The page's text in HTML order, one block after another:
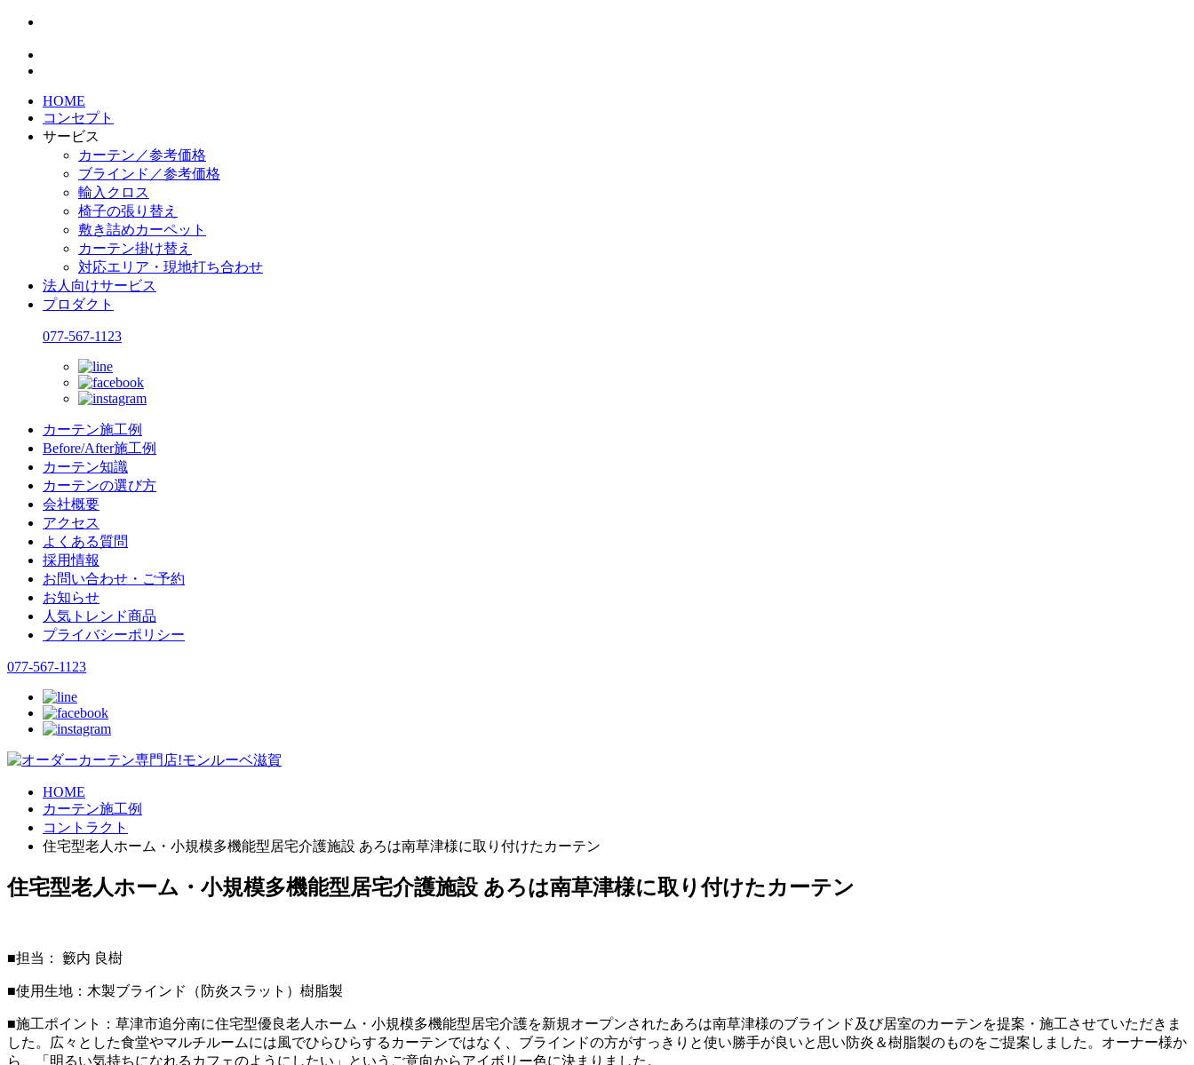
HOME
コンセプト
サービス
カーテン／参考価格
ブラインド／参考価格
輸入クロス
椅子の張り替え
敷き詰めカーペット
カーテン掛け替え
対応エリア・現地打ち合わせ
法人向けサービス
プロダクト
077-567-1123
カーテン施工例
Before/After施工例
カーテン知識
カーテンの選び方
会社概要
アクセス
よくある質問
採用情報
お問い合わせ・ご予約
お知らせ
人気トレンド商品
プライバシーポリシー
077-567-1123
HOME
カーテン施工例
コントラクト
住宅型老人ホーム・小規模多機能型居宅介護施設 あろは南草津様に取り付けたカーテン
住宅型老人ホーム・小規模多機能型居宅介護施設 あろは南草津様に取り付けたカーテン
■担当： 籔内 良樹
■使用生地：木製ブラインド（防炎スラット）樹脂製
■施工ポイント：草津市追分南に住宅型優良老人ホーム・小規模多機能型居宅介護を新規オープンされたあろは南草津様のブラインド及び居室のカーテンを提案・施工させていただきま
した。広々とした食堂やマルチルームには風でひらひらするカーテンではなく、ブラインドの方がすっきりと使い勝手が良いと思い防炎＆樹脂製のものをご提案しました。オーナー様か
ら、「明るい気持ちになれるカフェのようにしたい」というご意向からアイボリー色に決まりました。